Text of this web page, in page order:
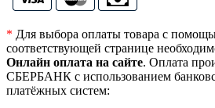
* Для выбора оплаты товара с
соответствующей странице
Онлайн оплата на сайте. Оплата
СБЕРБАНК с использованием
платёжных систем: